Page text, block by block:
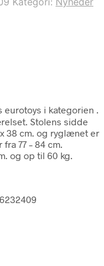
eurotoys i kategorien .
Stolens sidde
38 cm. og ryglænet er
77 – 84 cm.
og op til 60 kg.